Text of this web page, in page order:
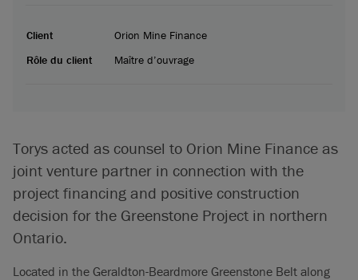
Torys acted as counsel to Orion Mine Finance as
joint venture partner in connection with the
project financing and positive construction
decision for the Greenstone Project in northern
Ontario.
Located in the Geraldton-Beardmore Greenstone Belt along
Client
Orion Mine Finance
Rôle du client
Maître d’ouvrage